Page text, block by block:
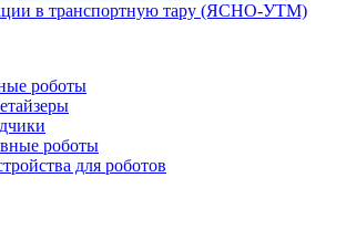
в транспортную тару (ЯСНО-УТМ)
роботы
роботы
для роботов